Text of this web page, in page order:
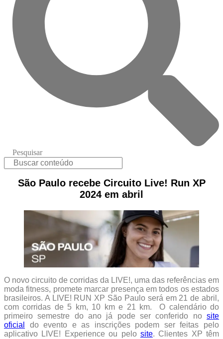
Pesquisar
São Paulo recebe Circuito Live! Run XP
2024 em abril
O novo circuito de corridas da LIVE!, uma das referências em
moda fitness, promete marcar presença em todos os estados
brasileiros. A LIVE! RUN XP São Paulo será em 21 de abril,
com corridas de 5 km, 10 km e 21 km. O calendário do
primeiro semestre do ano já pode ser conferido no site
oficial
do evento e as inscrições podem ser feitas pelo
aplicativo LIVE! Experience ou pelo site. Clientes XP têm